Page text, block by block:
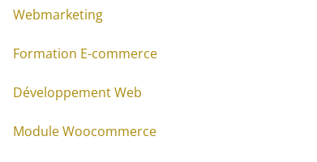
Webmarketing
Formation E-commerce
Développement Web
Module Woocommerce